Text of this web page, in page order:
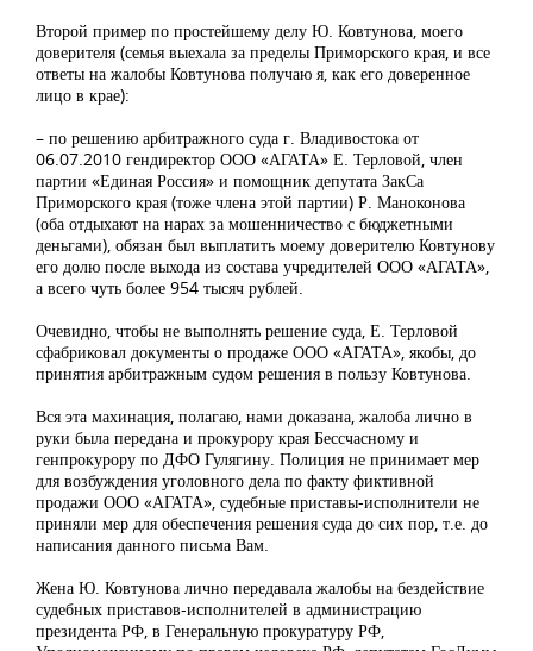
Второй пример по простейшему делу Ю. Ковтунова, моего
доверителя (семья выехала за пределы Приморского края, и все
ответы на жалобы Ковтунова получаю я, как его доверенное
лицо в крае):
– по решению арбитражного суда г. Владивостока от
06.07.2010 гендиректор ООО «АГАТА» Е. Терловой, член
партии «Единая Россия» и помощник депутата ЗакСа
Приморского края (тоже члена этой партии) Р. Маноконова
(оба отдыхают на нарах за мошенничество с бюджетными
деньгами), обязан был выплатить моему доверителю Ковтунову
его долю после выхода из состава учредителей ООО «АГАТА»,
а всего чуть более 954 тысяч рублей.
Очевидно, чтобы не выполнять решение суда, Е. Терловой
сфабриковал документы о продаже ООО «АГАТА», якобы, до
принятия арбитражным судом решения в пользу Ковтунова.
Вся эта махинация, полагаю, нами доказана, жалоба лично в
руки была передана и прокурору края Бессчасному и
генпрокурору по ДФО Гулягину. Полиция не принимает мер
для возбуждения уголовного дела по факту фиктивной
продажи ООО «АГАТА», судебные приставы-исполнители не
приняли мер для обеспечения решения суда до сих пор, т.е. до
написания данного письма Вам.
Жена Ю. Ковтунова лично передавала жалобы на бездействие
судебных приставов-исполнителей в администрацию
президента РФ, в Генеральную прокуратуру РФ,